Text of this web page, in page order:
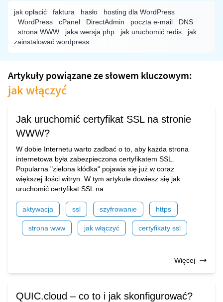
jak opłacić faktura hasło
hosting dla WordPress
WordPress
cPanel DirectAdmin poczta e-mail
DNS
strona WWW
jaka wersja php jak uruchomić redis
jak
zainstalować wordpress
Artykuły powiązane ze słowem kluczowym:
jak włączyć
Jak uruchomić certyfikat SSL na stronie
WWW?
W dobie Internetu warto zadbać o to, aby każda strona
internetowa była zabezpieczona certyfikatem SSL.
Popularna "zielona kłódka" pojawia się już w coraz
większej ilości witryn. W tym artykule dowiesz się jak
uruchomić certyfikat SSL na...
aktywacja ssl szyfrowanie https
strona www jak włączyć certyfikaty ssl
Więcej
QUIC.cloud – co to i jak skonfigurować?